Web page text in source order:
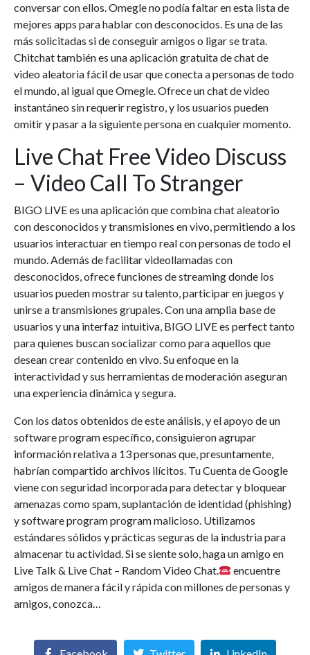
conversar con ellos. Omegle no podía faltar en esta lista de
mejores apps para hablar con desconocidos. Es una de las
más solicitadas si de conseguir amigos o ligar se trata.
Chitchat también es una aplicación gratuita de chat de
video aleatoria fácil de usar que conecta a personas de todo
el mundo, al igual que Omegle. Ofrece un chat de video
instantáneo sin requerir registro, y los usuarios pueden
omitir y pasar a la siguiente persona en cualquier momento.
Live Chat Free Video Discuss
– Video Call To Stranger
BIGO LIVE es una aplicación que combina chat aleatorio
con desconocidos y transmisiones en vivo, permitiendo a los
usuarios interactuar en tiempo real con personas de todo el
mundo. Además de facilitar videollamadas con
desconocidos, ofrece funciones de streaming donde los
usuarios pueden mostrar su talento, participar en juegos y
unirse a transmisiones grupales. Con una amplia base de
usuarios y una interfaz intuitiva, BIGO LIVE es perfect tanto
para quienes buscan socializar como para aquellos que
desean crear contenido en vivo. Su enfoque en la
interactividad y sus herramientas de moderación aseguran
una experiencia dinámica y segura.
Con los datos obtenidos de este análisis, y el apoyo de un
software program específico, consiguieron agrupar
información relativa a 13 personas que, presuntamente,
habrían compartido archivos ilícitos. Tu Cuenta de Google
viene con seguridad incorporada para detectar y bloquear
amenazas como spam, suplantación de identidad (phishing)
y software program program malicioso. Utilizamos
estándares sólidos y prácticas seguras de la industria para
almacenar tu actividad. Si se siente solo, haga un amigo en
Live Talk & Live Chat – Random Video Chat.
encuentre
amigos de manera fácil y rápida con millones de personas y
amigos, conozca…